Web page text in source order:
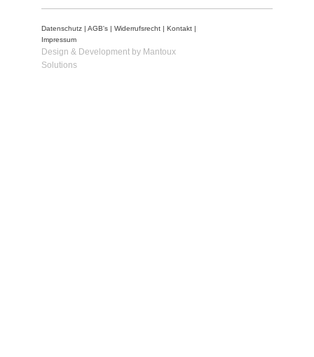
Datenschutz AGB's Widerrufsrecht Kontakt
Impressum
Design & Development by Mantoux
Solutions